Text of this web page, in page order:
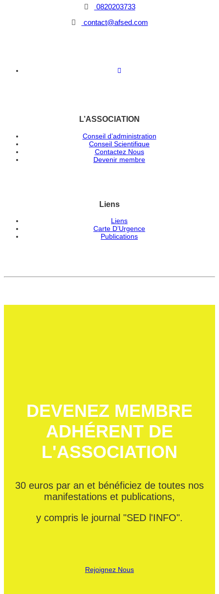
0820203733
contact@afsed.com
L’ASSOCIATION
Conseil d’administration
Conseil Scientifique
Contactez Nous
Devenir membre
Liens
Liens
Carte D’Urgence
Publications
DEVENEZ MEMBRE
ADHÉRENT DE
L'ASSOCIATION
30 euros par an et bénéficiez de toutes nos
manifestations et publications,
y compris le journal "SED l'INFO".
Rejoignez Nous